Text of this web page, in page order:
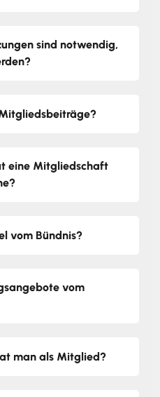
sind notwendig,
eine Mitgliedschaft
vom Bündnis?
vom
man als Mitglied?